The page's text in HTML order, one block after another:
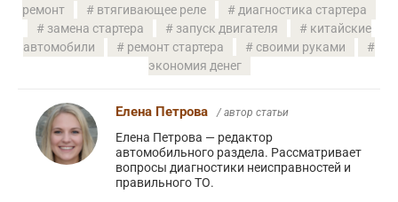
ремонт
втягивающее реле
диагностика стартера
замена стартера
запуск двигателя
китайские
автомобили
ремонт стартера
своими руками
экономия денег
Елена Петрова / автор статьи
Елена Петрова — редактор
автомобильного раздела. Рассматривает
вопросы диагностики неисправностей и
правильного ТО.